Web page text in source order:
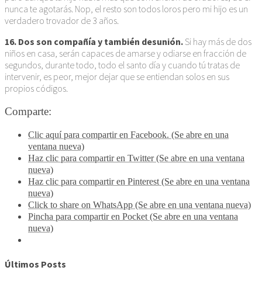
nunca te agotarás. Nop, el resto son todos loros pero mi hijo es un
verdadero trovador de 3 años.
16. Dos son compañía y también desunión. Si hay más de dos
niños en casa, serán capaces de amarse y odiarse en fracción de
segundos, durante todo, todo el santo día y cuando tú tratas de
intervenir, es peor, mejor dejar que se entiendan solos en sus
propios códigos.
Comparte:
Clic aquí para compartir en Facebook. (Se abre en una
ventana nueva)
Haz clic para compartir en Twitter (Se abre en una ventana
nueva)
Haz clic para compartir en Pinterest (Se abre en una ventana
nueva)
Click to share on WhatsApp (Se abre en una ventana nueva)
Pincha para compartir en Pocket (Se abre en una ventana
nueva)
Últimos Posts